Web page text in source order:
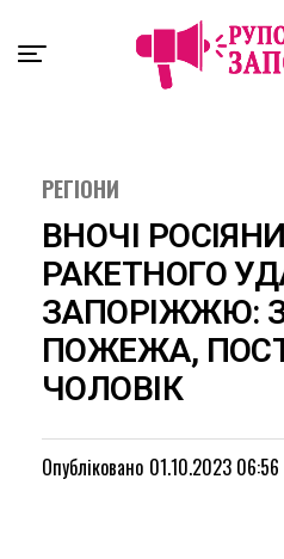
РЕГІОНИ
ВНОЧІ
РАКЕТНОГО
ЗАПОРІЖЖЮ:
ПОЖЕЖА,
ЧОЛОВІК
Опубліковано 01.10.2023 06:56
Exit mobile